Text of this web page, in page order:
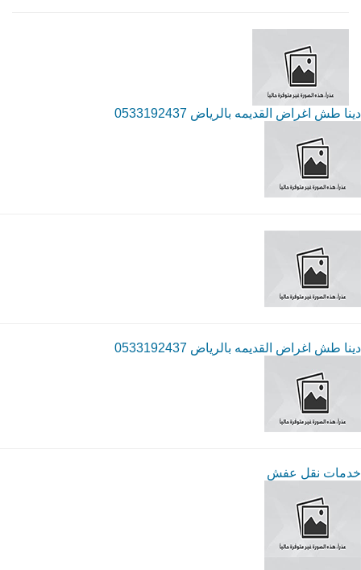
دينا طش اغراض القديمه بالرياض 0533192437
دينا طش اغراض القديمه بالرياض 0533192437
خدمات نقل عفش